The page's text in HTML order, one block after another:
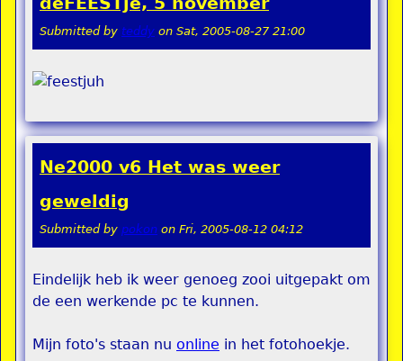
Submitted by teddy on Sat, 2005-08-27 21:00
Ne2000 v6 Het was weer
geweldig
Submitted by pokon on Fri, 2005-08-12 04:12
Eindelijk heb ik weer genoeg zooi uitgepakt om
de een werkende pc te kunnen.
Mijn foto's staan nu online in het fotohoekje.